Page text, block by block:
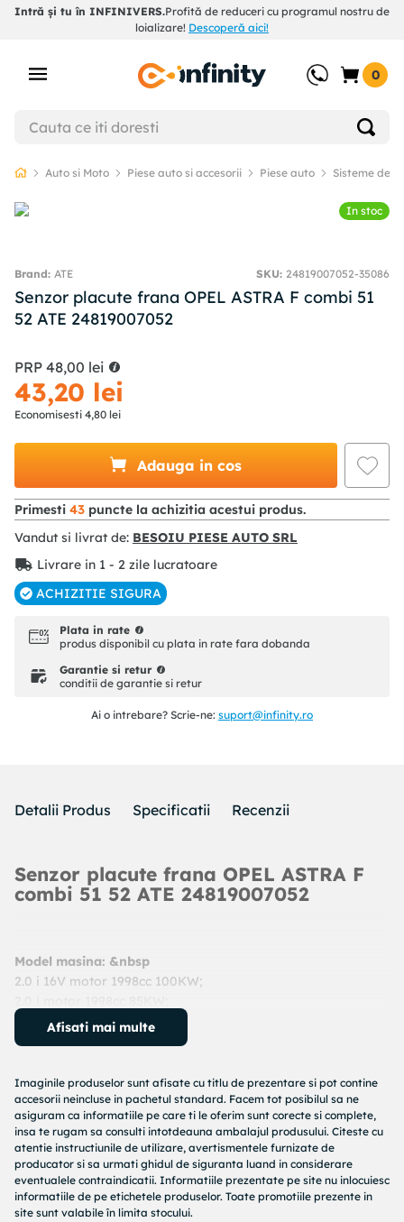
Intră și tu în INFINIVERS.Profită de reduceri cu programul nostru de
loializare! Descoperă aici!
0
Auto si Moto Piese auto si accesorii Piese auto Sisteme de
In stoc
ATE SKU: 24819007052-35086
Senzor placute frana OPEL ASTRA F combi 51
52 ATE 24819007052
PRP 48,00 lei
43,20 lei
Economisesti 4,80 lei
Adauga in cos
Primesti 43 puncte la achizitia acestui produs.
Vandut si livrat de: BESOIU PIESE AUTO SRL
Livrare in 1 - 2 zile lucratoare
ACHIZITIE SIGURA
Plata in rate
produs disponibil cu plata in rate fara dobanda
Garantie si retur
conditii de garantie si retur
Ai o intrebare? Scrie-ne: suport@infinity.ro
Detalii Produs Specificatii Recenzii
Senzor placute frana OPEL ASTRA F
combi 51 52 ATE 24819007052
Model masina: &nbsp
2.0 i 16V motor 1998cc 100KW;
1.6 i 16V motor 1598cc 74KW;
2.0 i 16V motor 1998cc 110KW;
Cod produs:24819007052
Producator:ATE
Denumire produs:senzor placute frana
Specificatii produs:
Tip frina : frana disc
Lungime contact avertizare [mm] : 670
Afisati mai multe
Imaginile produselor sunt afisate cu titlu de prezentare si pot contine
accesorii neincluse in pachetul standard. Facem tot posibilul sa ne
asiguram ca informatiile pe care ti le oferim sunt corecte si complete,
insa te rugam sa consulti intotdeauna ambalajul produsului. Citeste cu
atentie instructiunile de utilizare, avertismentele furnizate de
producator si sa urmati ghidul de siguranta luand in considerare
eventualele contraindicatii. Informatiile prezentate pe site nu inlocuiesc
informatiile de pe etichetele produselor. Toate promotiile prezente in
site sunt valabile în limita stocului.